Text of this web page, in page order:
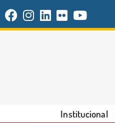
Institucional